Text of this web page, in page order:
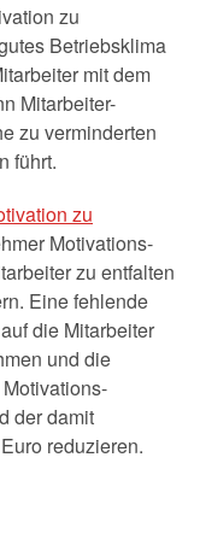
zu
Betriebsklima
mit dem
Mitarbeiter-
zu verminderten
führt.
zu
Motivations-
zu entfalten
Eine fehlende
die Mitarbeiter
und die
der damit
reduzieren.